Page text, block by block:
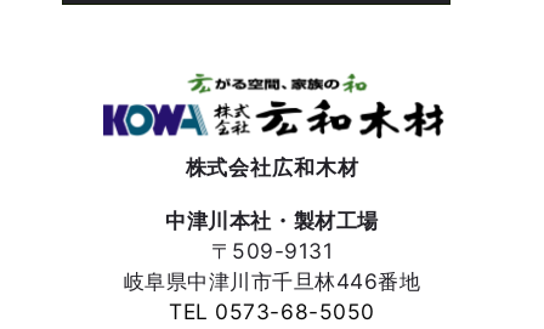
株式会社広和木材
中津川本社・製材工場
〒509-9131
岐阜県中津川市千旦林446番地
TEL 0573-68-5050